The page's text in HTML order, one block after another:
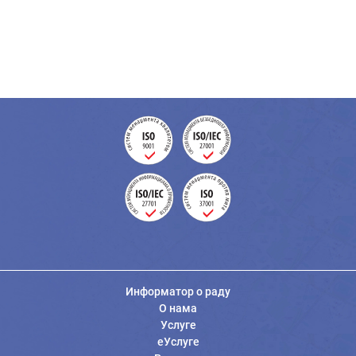
Информатор о раду
О нама
Услуге
еУслуге